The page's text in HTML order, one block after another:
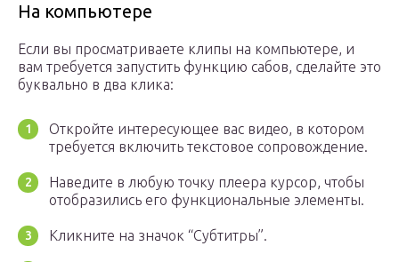
На компьютере
Если вы просматриваете клипы на компьютере, и
вам требуется запустить функцию сабов, сделайте это
буквально в два клика:
Откройте интересующее вас видео, в котором
требуется включить текстовое сопровождение.
Наведите в любую точку плеера курсор, чтобы
отобразились его функциональные элементы.
Кликните на значок “Субтитры”.